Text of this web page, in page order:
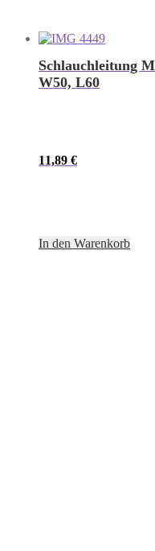
Schlauchleitung
W50, L60
11,89 €
In den Warenkorb